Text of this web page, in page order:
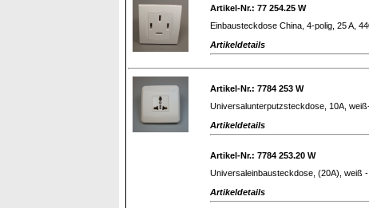
Artikel-Nr.: 77 254.25 W
Einbausteckdose China, 4-polig, 25 A,
Artikeldetails
Artikel-Nr.: 7784 253 W
Universalunterputzsteckdose, 10A,
Artikeldetails
Artikel-Nr.: 7784 253.20 W
Universaleinbausteckdose, (20A), weiß
Artikeldetails